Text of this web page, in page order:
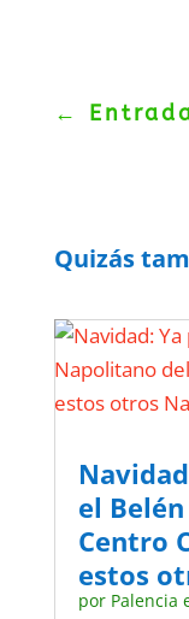
←
Quizás
el
Centro
estos
por Palencia